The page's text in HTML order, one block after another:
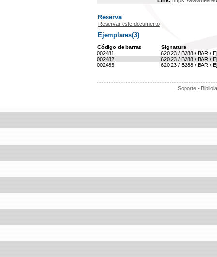
Reserva
Reservar este documento
Ejemplares(3)
Código de barras
Signatura
002481
620.23 / B288 / BAR /
002482
620.23 / B288 / BAR /
002483
620.23 / B288 / BAR /
Soporte -